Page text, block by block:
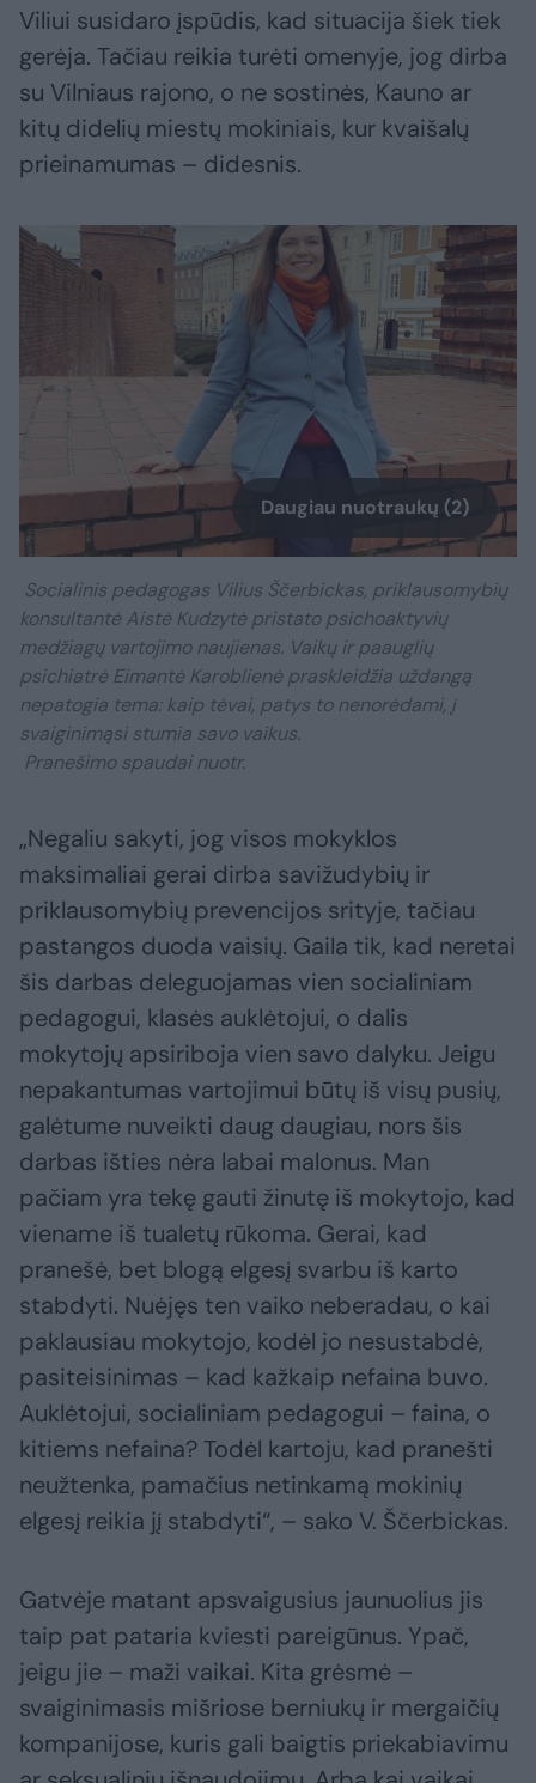
Viliui susidaro įspūdis, kad situacija šiek tiek
gerėja. Tačiau reikia turėti omenyje, jog dirba
su Vilniaus rajono, o ne sostinės, Kauno ar
kitų didelių miestų mokiniais, kur kvaišalų
prieinamumas – didesnis.
Daugiau nuotraukų (2)
Socialinis pedagogas Vilius Ščerbickas, priklausomybių
konsultantė Aistė Kudzytė pristato psichoaktyvių
medžiagų vartojimo naujienas. Vaikų ir paauglių
psichiatrė Eimantė Karoblienė praskleidžia uždangą
nepatogia tema: kaip tėvai, patys to nenorėdami, į
svaiginimąsi stumia savo vaikus.
Pranešimo spaudai nuotr.
„Negaliu sakyti, jog visos mokyklos
maksimaliai gerai dirba savižudybių ir
priklausomybių prevencijos srityje, tačiau
pastangos duoda vaisių. Gaila tik, kad neretai
šis darbas deleguojamas vien socialiniam
pedagogui, klasės auklėtojui, o dalis
mokytojų apsiriboja vien savo dalyku. Jeigu
nepakantumas vartojimui būtų iš visų pusių,
galėtume nuveikti daug daugiau, nors šis
darbas išties nėra labai malonus. Man
pačiam yra tekę gauti žinutę iš mokytojo, kad
viename iš tualetų rūkoma. Gerai, kad
pranešė, bet blogą elgesį svarbu iš karto
stabdyti. Nuėjęs ten vaiko neberadau, o kai
paklausiau mokytojo, kodėl jo nesustabdė,
pasiteisinimas – kad kažkaip nefaina buvo.
Auklėtojui, socialiniam pedagogui – faina, o
kitiems nefaina? Todėl kartoju, kad pranešti
neužtenka, pamačius netinkamą mokinių
elgesį reikia jį stabdyti“, – sako V. Ščerbickas.
Gatvėje matant apsvaigusius jaunuolius jis
taip pat pataria kviesti pareigūnus. Ypač,
jeigu jie – maži vaikai. Kita grėsmė –
svaiginimasis mišriose berniukų ir mergaičių
kompanijose, kuris gali baigtis priekabiavimu